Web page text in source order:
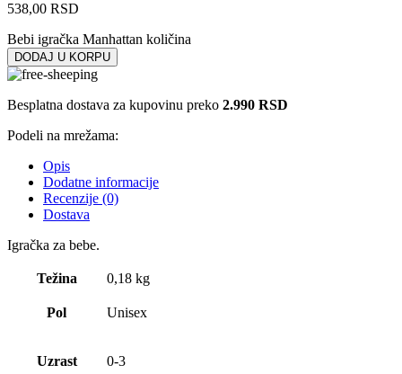
538,00 RSD
Bebi igračka Manhattan količina
DODAJ U KORPU
Besplatna dostava za kupovinu preko 2.990 RSD
Podeli na mrežama:
Opis
Dodatne informacije
Recenzije (0)
Dostava
Igračka za bebe.
Težina 0,18 kg
Pol Unisex
Uzrast 0-3